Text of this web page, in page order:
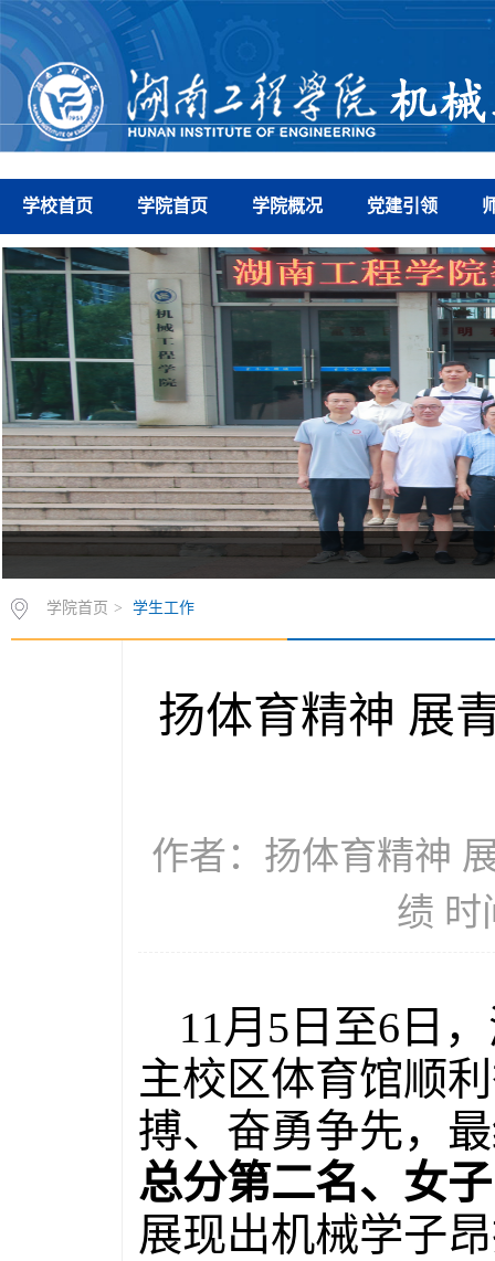
学校首页 学院首页 学院概况 党建引领
学院首页 > 学生工作
扬体育精神 展
作者：扬体育精神
绩 时
11月5日至6日
主校区体育馆顺
搏、奋勇争先，
总分第二名、女
展现出机械学子